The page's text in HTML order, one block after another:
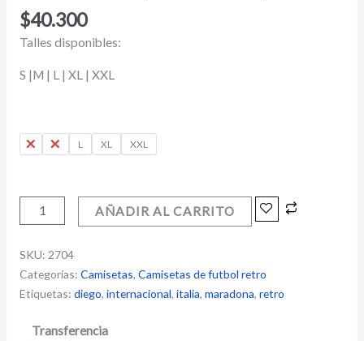
$40.300
Talles disponibles:
S |M | L | XL | XXL
S M L XL XXL
AÑADIR AL CARRITO
SKU: 2704
Categorías: Camisetas, Camisetas de futbol retro
Etiquetas: diego, internacional, italia, maradona, retro
Transferencia